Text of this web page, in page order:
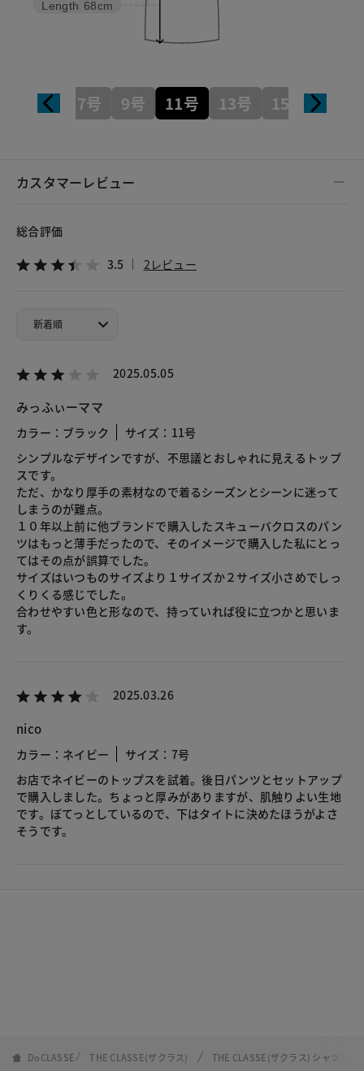
Length 68cm
7号 9号 11号 13号 15号
カスタマーレビュー
総合評価
3.5 2レビュー
2025.05.05
みっふぃーママ
カラー：ブラック
サイズ：11号
シンプルなデザインですが、不思議とおしゃれに見えるトップ
スです。
ただ、かなり厚手の素材なので着るシーズンとシーンに迷って
しまうのが難点。
１０年以上前に他ブランドで購入したスキューバクロスのパン
ツはもっと薄手だったので、そのイメージで購入した私にとっ
てはその点が誤算でした。
サイズはいつものサイズより１サイズか２サイズ小さめでしっ
くりくる感じでした。
合わせやすい色と形なので、持っていれば役に立つかと思いま
す。
2025.03.26
nico
カラー：ネイビー
サイズ：7号
お店でネイビーのトップスを試着。後日パンツとセットアップ
で購入しました。ちょっと厚みがありますが、肌触りよい生地
です。ぼてっとしているので、下はタイトに決めたほうがよさ
そうです。
DoCLASSE THE CLASSE(ザクラス) THE CLASSE(ザクラス) シャツ・ブ